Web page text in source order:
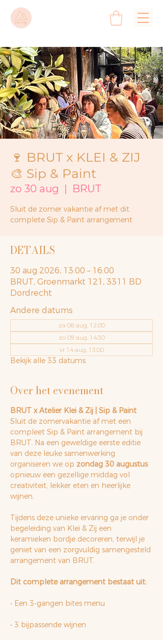
🍷 BRUT x KLEI & ZIJ
🎨 Sip & Paint
zo 30 aug
  |
BRUT
Sluit de zomer vakantie af met dit
complete Sip & Paint arrangement
DETAILS
30 aug 2026, 13:00 – 16:00
BRUT, Groenmarkt 121, 3311 BD
Dordrecht
Andere datums
za 08 aug, 12:00
zo 09 aug, 14:30
vr 14 aug, 13:00
Bekijk alle 33 datums
Over het evenement
BRUT x Atelier Klei & Zij | Sip & Paint
Sluit de zomervakantie af met een
compleet Sip & Paint arrangement bij
BRUT. Na een geweldige eerste editie
van deze leuke samenwerking
organiseren we op zondag 30 augustus
opnieuw een gezellige middag vol
creativiteit, lekker eten en heerlijke
wijnen.
Tijdens deze unieke ervaring ga je onder
begeleiding van Klei & Zij een
keramieken bordje decoreren, terwijl je
geniet van een zorgvuldig samengesteld
arrangement van BRUT.
Dit complete arrangement bestaat uit:
• Een 3-gangen bites menu
• 3 bijpassende wijnen